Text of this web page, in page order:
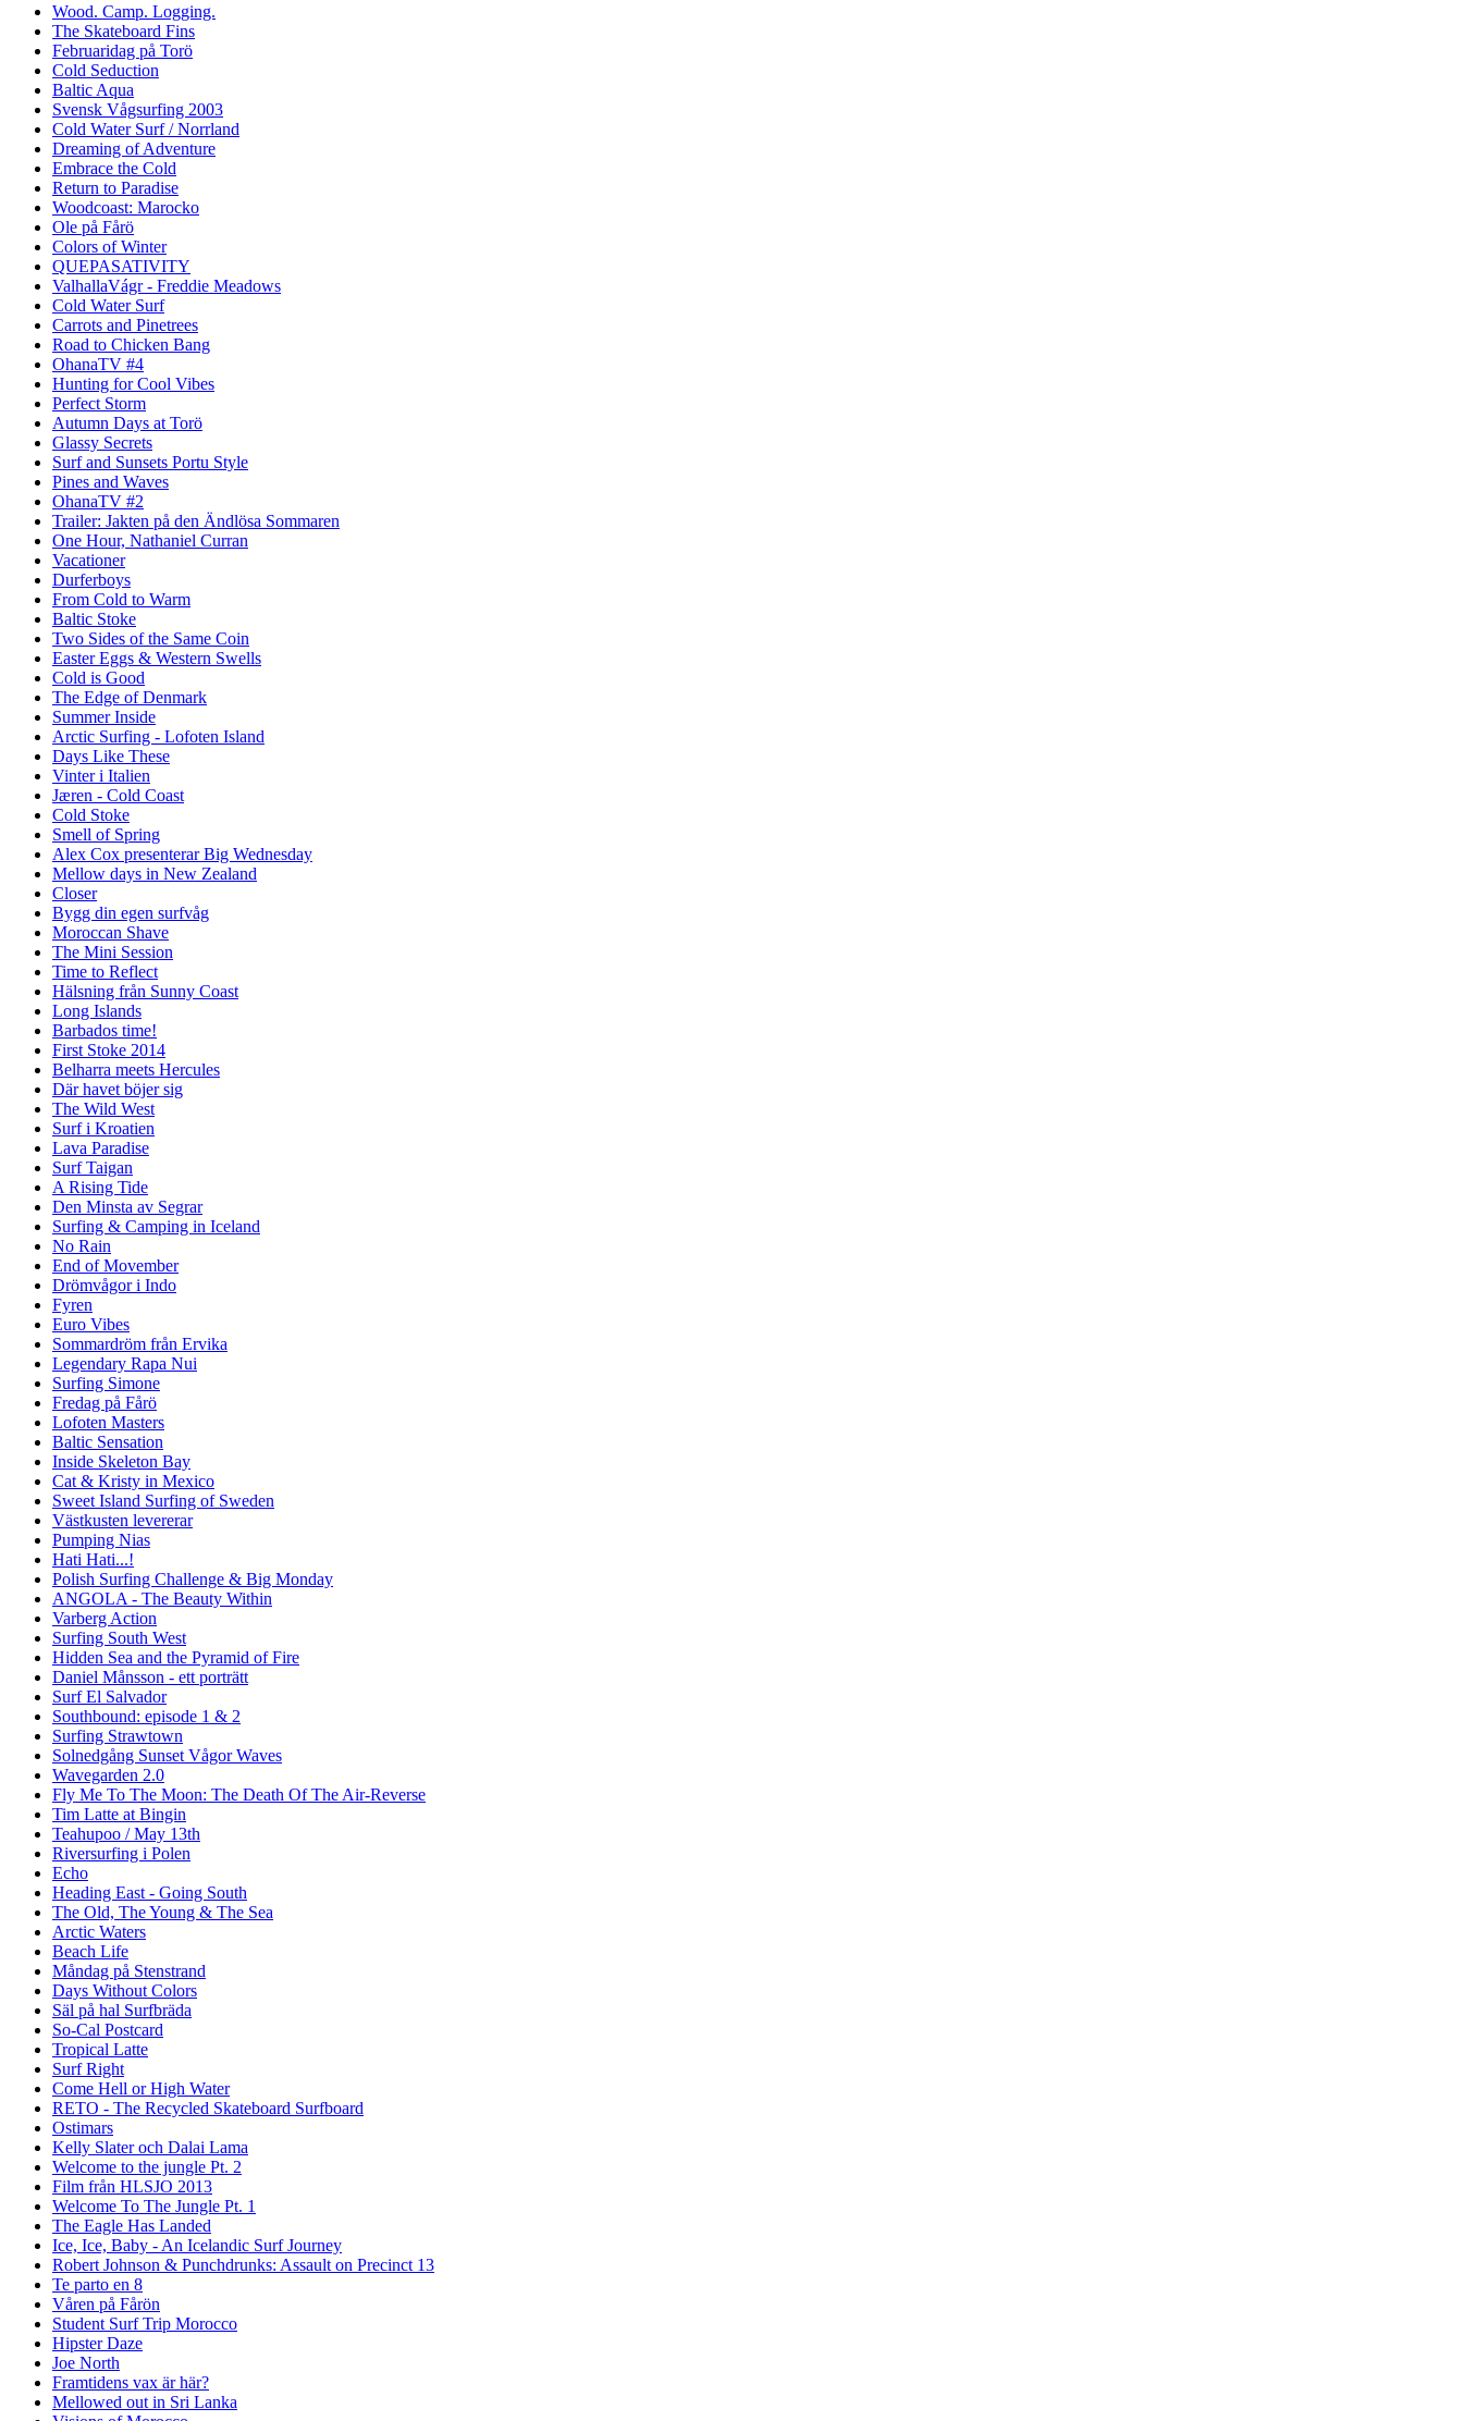
Wood. Camp. Logging.
The Skateboard Fins
Februaridag på Torö
Cold Seduction
Baltic Aqua
Svensk Vågsurfing 2003
Cold Water Surf / Norrland
Dreaming of Adventure
Embrace the Cold
Return to Paradise
Woodcoast: Marocko
Ole på Fårö
Colors of Winter
QUEPASATIVITY
ValhallaVágr - Freddie Meadows
Cold Water Surf
Carrots and Pinetrees
Road to Chicken Bang
OhanaTV #4
Hunting for Cool Vibes
Perfect Storm
Autumn Days at Torö
Glassy Secrets
Surf and Sunsets Portu Style
Pines and Waves
OhanaTV #2
Trailer: Jakten på den Ändlösa Sommaren
One Hour, Nathaniel Curran
Vacationer
Durferboys
From Cold to Warm
Baltic Stoke
Two Sides of the Same Coin
Easter Eggs & Western Swells
Cold is Good
The Edge of Denmark
Summer Inside
Arctic Surfing - Lofoten Island
Days Like These
Vinter i Italien
Jæren - Cold Coast
Cold Stoke
Smell of Spring
Alex Cox presenterar Big Wednesday
Mellow days in New Zealand
Closer
Bygg din egen surfvåg
Moroccan Shave
The Mini Session
Time to Reflect
Hälsning från Sunny Coast
Long Islands
Barbados time!
First Stoke 2014
Belharra meets Hercules
Där havet böjer sig
The Wild West
Surf i Kroatien
Lava Paradise
Surf Taigan
A Rising Tide
Den Minsta av Segrar
Surfing & Camping in Iceland
No Rain
End of Movember
Drömvågor i Indo
Fyren
Euro Vibes
Sommardröm från Ervika
Legendary Rapa Nui
Surfing Simone
Fredag på Fårö
Lofoten Masters
Baltic Sensation
Inside Skeleton Bay
Cat & Kristy in Mexico
Sweet Island Surfing of Sweden
Västkusten levererar
Pumping Nias
Hati Hati...!
Polish Surfing Challenge & Big Monday
ANGOLA - The Beauty Within
Varberg Action
Surfing South West
Hidden Sea and the Pyramid of Fire
Daniel Månsson - ett porträtt
Surf El Salvador
Southbound: episode 1 & 2
Surfing Strawtown
Solnedgång Sunset Vågor Waves
Wavegarden 2.0
Fly Me To The Moon: The Death Of The Air-Reverse
Tim Latte at Bingin
Teahupoo / May 13th
Riversurfing i Polen
Echo
Heading East - Going South
The Old, The Young & The Sea
Arctic Waters
Beach Life
Måndag på Stenstrand
Days Without Colors
Säl på hal Surfbräda
So-Cal Postcard
Tropical Latte
Surf Right
Come Hell or High Water
RETO - The Recycled Skateboard Surfboard
Ostimars
Kelly Slater och Dalai Lama
Welcome to the jungle Pt. 2
Film från HLSJO 2013
Welcome To The Jungle Pt. 1
The Eagle Has Landed
Ice, Ice, Baby - An Icelandic Surf Journey
Robert Johnson & Punchdrunks: Assault on Precinct 13
Te parto en 8
Våren på Fårön
Student Surf Trip Morocco
Hipster Daze
Joe North
Framtidens vax är här?
Mellowed out in Sri Lanka